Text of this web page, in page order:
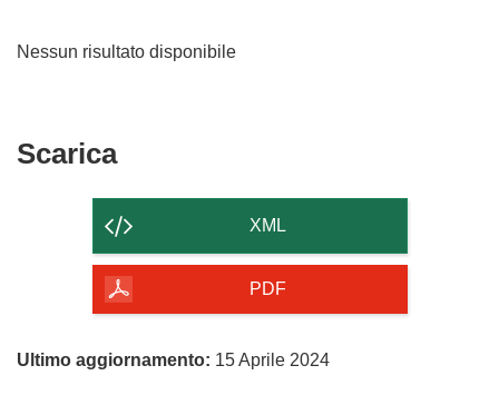
Nessun risultato disponibile
ScaricaScarica
contenuto
della
pagina
XML
PDF
Ultimo aggiornamento: 15 Aprile 2024